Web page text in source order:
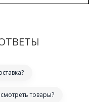
товары?